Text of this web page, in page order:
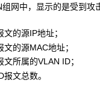
网中，显示的是受到攻
的源IP地址；
的源MAC地址；
所属的VLAN ID；
文总数。